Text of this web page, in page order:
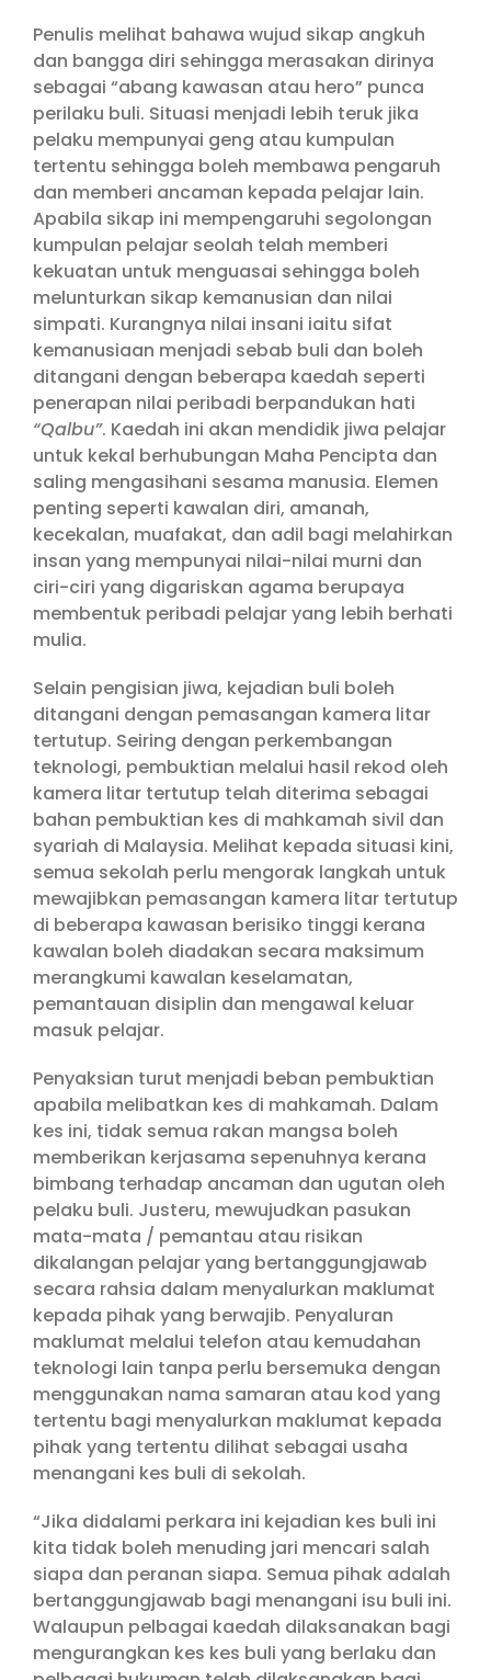
Penulis melihat bahawa wujud sikap angkuh
dan bangga diri sehingga merasakan dirinya
sebagai “abang kawasan atau hero” punca
perilaku buli. Situasi menjadi lebih teruk jika
pelaku mempunyai geng atau kumpulan
tertentu sehingga boleh membawa pengaruh
dan memberi ancaman kepada pelajar lain.
Apabila sikap ini mempengaruhi segolongan
kumpulan pelajar seolah telah memberi
kekuatan untuk menguasai sehingga boleh
melunturkan sikap kemanusian dan nilai
simpati. Kurangnya nilai insani iaitu sifat
kemanusiaan menjadi sebab buli dan boleh
ditangani dengan beberapa kaedah seperti
penerapan nilai peribadi berpandukan hati
“Qalbu”. Kaedah ini akan mendidik jiwa pelajar
untuk kekal berhubungan Maha Pencipta dan
saling mengasihani sesama manusia. Elemen
penting seperti kawalan diri, amanah,
kecekalan, muafakat, dan adil bagi melahirkan
insan yang mempunyai nilai-nilai murni dan
ciri-ciri yang digariskan agama berupaya
membentuk peribadi pelajar yang lebih berhati
mulia.
Selain pengisian jiwa, kejadian buli boleh
ditangani dengan pemasangan kamera litar
tertutup. Seiring dengan perkembangan
teknologi, pembuktian melalui hasil rekod oleh
kamera litar tertutup telah diterima sebagai
bahan pembuktian kes di mahkamah sivil dan
syariah di Malaysia. Melihat kepada situasi kini,
semua sekolah perlu mengorak langkah untuk
mewajibkan pemasangan kamera litar tertutup
di beberapa kawasan berisiko tinggi kerana
kawalan boleh diadakan secara maksimum
merangkumi kawalan keselamatan,
pemantauan disiplin dan mengawal keluar
masuk pelajar.
Penyaksian turut menjadi beban pembuktian
apabila melibatkan kes di mahkamah. Dalam
kes ini, tidak semua rakan mangsa boleh
memberikan kerjasama sepenuhnya kerana
bimbang terhadap ancaman dan ugutan oleh
pelaku buli. Justeru, mewujudkan pasukan
mata-mata / pemantau atau risikan
dikalangan pelajar yang bertanggungjawab
secara rahsia dalam menyalurkan maklumat
kepada pihak yang berwajib. Penyaluran
maklumat melalui telefon atau kemudahan
teknologi lain tanpa perlu bersemuka dengan
menggunakan nama samaran atau kod yang
tertentu bagi menyalurkan maklumat kepada
pihak yang tertentu dilihat sebagai usaha
menangani kes buli di sekolah.
“Jika didalami perkara ini kejadian kes buli ini
kita tidak boleh menuding jari mencari salah
siapa dan peranan siapa. Semua pihak adalah
bertanggungjawab bagi menangani isu buli ini.
Walaupun pelbagai kaedah dilaksanakan bagi
mengurangkan kes kes buli yang berlaku dan